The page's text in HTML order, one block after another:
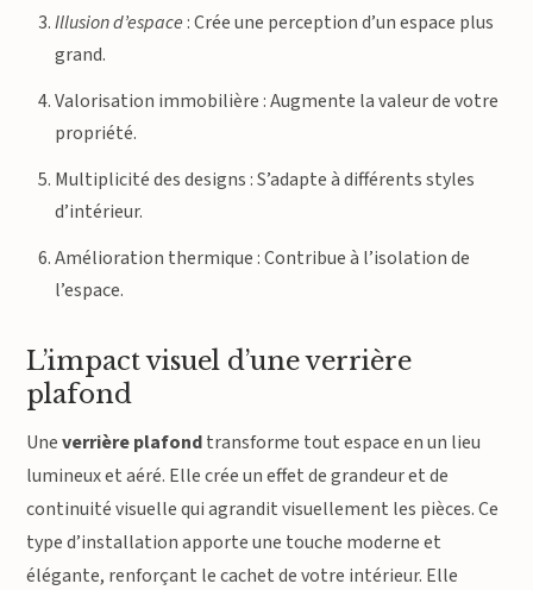
Illusion d’espace : Crée une perception d’un espace plus
grand.
Valorisation immobilière : Augmente la valeur de votre
propriété.
Multiplicité des designs : S’adapte à différents styles
d’intérieur.
Amélioration thermique : Contribue à l’isolation de
l’espace.
L’impact visuel d’une verrière
plafond
Uneverrière plafondtransforme tout espace en un lieu
lumineux et aéré. Elle crée un effet de grandeur et de
continuité visuelle qui agrandit visuellement les pièces. Ce
type d’installation apporte une touche moderne et
élégante, renforçant le cachet de votre intérieur. Elle